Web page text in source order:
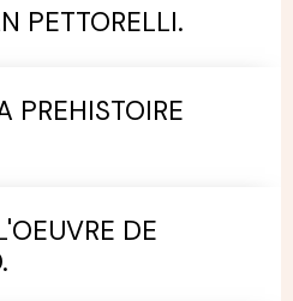
PETTORELLI.
PREHISTOIRE
DE